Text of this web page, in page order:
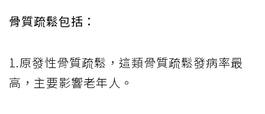
骨質疏鬆包括：
1.原發性骨質疏鬆，這類骨質疏鬆發病率最
高，主要影響老年人。